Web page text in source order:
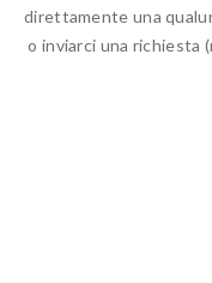
direttamente una
o inviarci una richiesta